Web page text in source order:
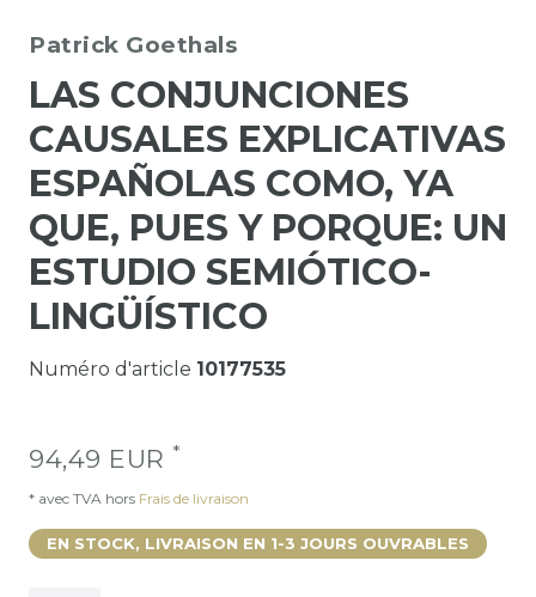
Patrick Goethals
LAS CONJUNCIONES
CAUSALES EXPLICATIVAS
ESPAÑOLAS COMO, YA
QUE, PUES Y PORQUE: UN
ESTUDIO SEMIÓTICO-
LINGÜÍSTICO
Numéro d'article 10177535
94,49 EUR *
* avec TVA hors Frais de livraison
EN STOCK, LIVRAISON EN 1-3 JOURS OUVRABLES